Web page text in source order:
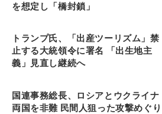
を想定し「橋封鎖」
トランプ氏、「出産ツーリズム」禁
止する大統領令に署名 「出生地主
義」見直し継続へ
国連事務総長、ロシアとウクライナ
両国を非難 民間人狙った攻撃めぐり